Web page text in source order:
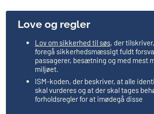
Love og regler
Lov om sikkerhed til søs, der
foregå sikkerhedsmæssigt fuldt
passagerer, besætning og med mest
miljøet.
ISM-koden, der beskriver, at alle
skal vurderes og at der skal tages
forholdsregler for at imødegå disse